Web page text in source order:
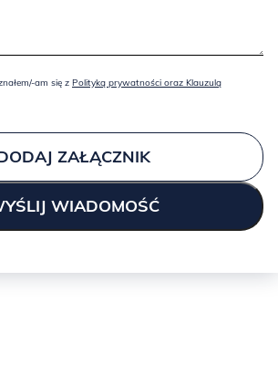
am się z Polityką prywatności oraz Klauzulą
ZAŁĄCZNIK